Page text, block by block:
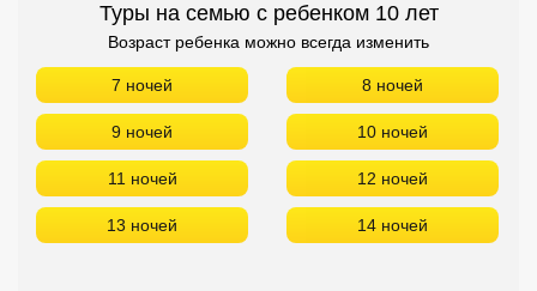
Туры на семью с ребенком 10 лет
Возраст ребенка можно всегда изменить
7 ночей 8 ночей
9 ночей 10 ночей
11 ночей 12 ночей
13 ночей 14 ночей
Сетевые отели Таиланда
Сетевые отели Шри Ланки
Сетевые отели Вьетнама
Сетевые отели Мальдив